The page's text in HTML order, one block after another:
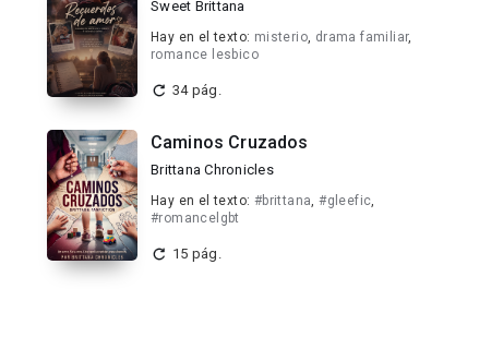
Sweet Brittana
Hay en el texto: misterio, drama familiar,
romance lesbico
34 pág.
Caminos Cruzados
Brittana Chronicles
Hay en el texto: #brittana,#gleefic,
#romancelgbt
15 pág.